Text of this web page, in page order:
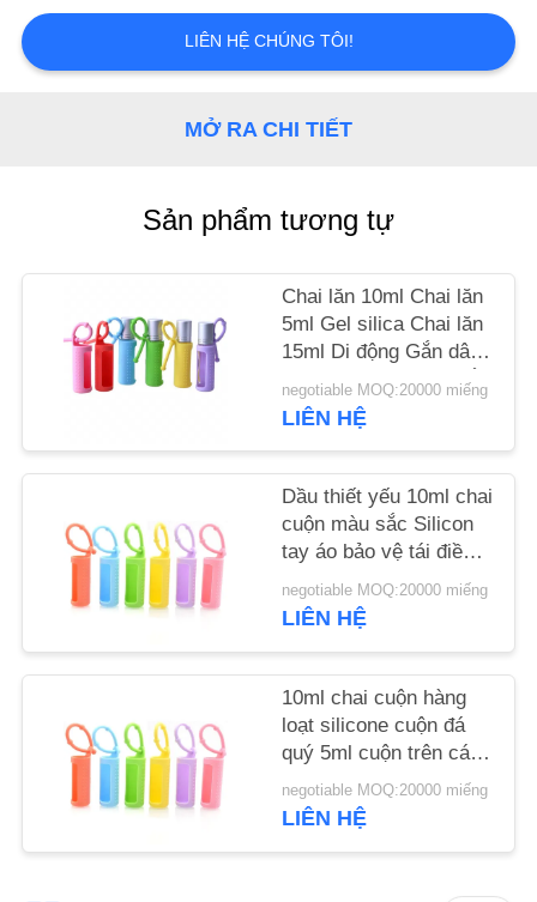
QUAN
NHÀ
LƯỢNG
VỚI
CHÚNG
YÊU
LIÊN HỆ CHÚNG TÔI!
MỞ RA CHI TIẾT
Sản phẩm tương tự
Chai lăn 10ml Chai lăn
5ml Gel silica Chai lăn
15ml Di động Gắn dây
Có thể tái sử dụng Nắp
silicon bảo vệ cho chai
negotiable MOQ:20000 miếng
LIÊN HỆ
Dầu thiết yếu 10ml chai
cuộn màu sắc Silicon
tay áo bảo vệ tái điền
nước hoa cuộn silicone
Case
negotiable MOQ:20000 miếng
LIÊN HỆ
10ml chai cuộn hàng
loạt silicone cuộn đá
quý 5ml cuộn trên các
chai cầm tay áo mang
dầu thiết yếu mang
theo trường hợp du lịch
negotiable MOQ:20000 miếng
LIÊN HỆ